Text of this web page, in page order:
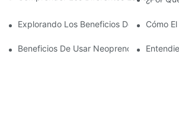
Explorando Los Beneficios De LosCómo
Beneficios De Usar Neopreno